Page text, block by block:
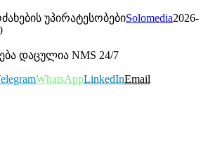
უპირატესობებიSolomedia2026-
დაცულია NMS 24/7
WhatsAppLinkedInEmail